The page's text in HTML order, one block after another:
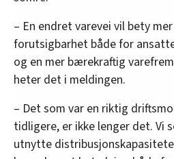
– En endret varevei vil bety
forutsigbarhet både for
og en mer bærekraftig
heter det i meldingen.
– Det som var en riktig
tidligere, er ikke lenger det. Vi
utnytte